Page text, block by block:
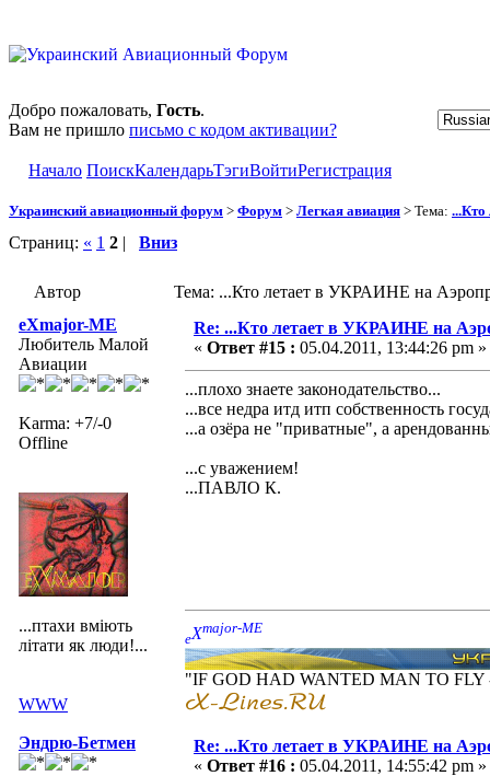
Добро пожаловать, Гость.
Вам не пришло письмо с кодом активации?
Начало ПоискКалендарьТэгиВойтиРегистрация
Украинский авиационный форум > Форум > Легкая авиация > Тема: ...Кто
Страниц: « 1 2 | Вниз
Автор
Тема: ...Кто летает в УКРАИНЕ на
eXmajor-ME
Любитель Малой
Авиации
Karma: +7/-0
Offline
...птахи вміють
літати як люди!...
WWW
Re: ...Кто летает в УКРАИНЕ на
« Ответ #15 : 05.04.2011, 13:44:26 pm »
...плохо знаете законодательство...
...все недра итд итп собственность
...а озёра не "приватные", а
...с уважением!
...ПАВЛО К.
eXmajor-ME
"IF GOD HAD WANTED MAN TO
Эндрю-Бетмен
Re: ...Кто летает в УКРАИНЕ на
« Ответ #16 : 05.04.2011, 14:55:42 pm »